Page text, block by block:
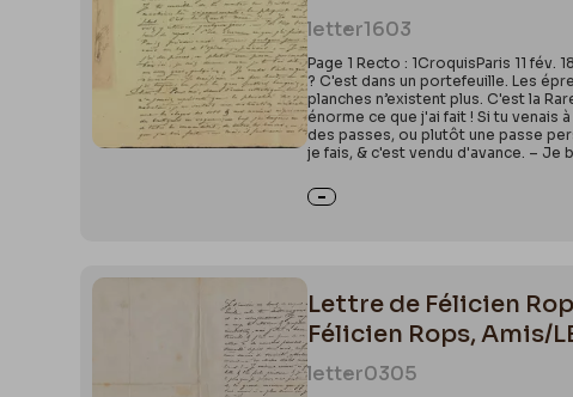
letter1603
Page 1 Recto : 1CroquisParis 11
? C'est dans un portefeuille. Les
planches n’existent plus. C'est la
énorme ce que j'ai fait ! Si tu venais
des passes, ou plutôt une passe
je fais, & c'est vendu d'avance. –
Lettre de Félicien
Félicien Rops, Amis/
letter0305